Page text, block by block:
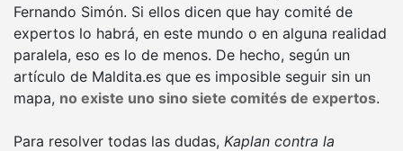
Fernando Simón. Si ellos dicen que hay comité de
expertos lo habrá, en este mundo o en alguna realidad
paralela, eso es lo de menos. De hecho, según un
artículo de Maldita.es que es imposible seguir sin un
mapa, no existe uno sino siete comités de expertos.
Para resolver todas las dudas, Kaplan contra la